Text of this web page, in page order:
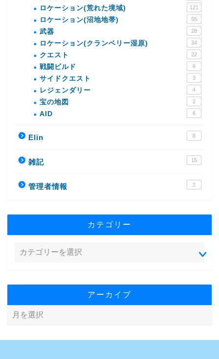
ロケーション(荒れた境域) 121
ロケーション(沼地地帯) 55
武器 28
ロケーション(クランベリー湿原) 34
クエスト 22
戦闘ビルド 6
サイドクエスト 3
レジェンダリー 4
宝の地図 2
AID 6
Elin 8
雑記 15
管理者情報 2
カテゴリー
アーカイブ